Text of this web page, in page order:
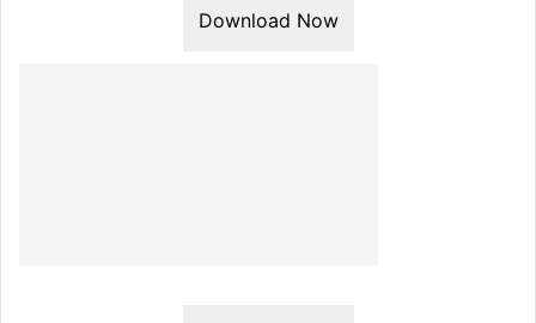
Download Now